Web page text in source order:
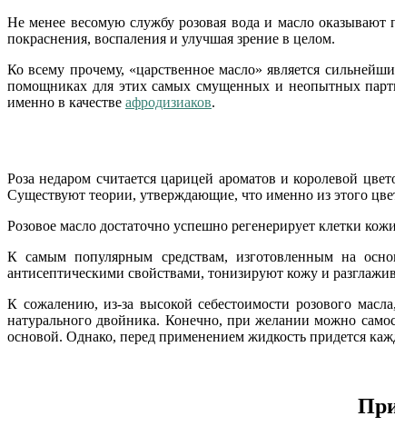
Не менее весомую службу розовая вода и масло оказывают
покраснения, воспаления и улучшая зрение в целом.
Ко всему прочему, «царственное масло» является
помощниках для этих самых смущенных и неопытных
именно в качестве афродизиаков.
Роза недаром считается царицей ароматов и королевой
Существуют теории, утверждающие, что именно из этого
Розовое масло достаточно успешно регенерирует клетки
К самым популярным средствам, изготовленным на
антисептическими свойствами, тонизируют кожу и
К сожалению, из-за высокой себестоимости розового
натурального двойника. Конечно, при желании можно
основой. Однако, перед применением жидкость придется